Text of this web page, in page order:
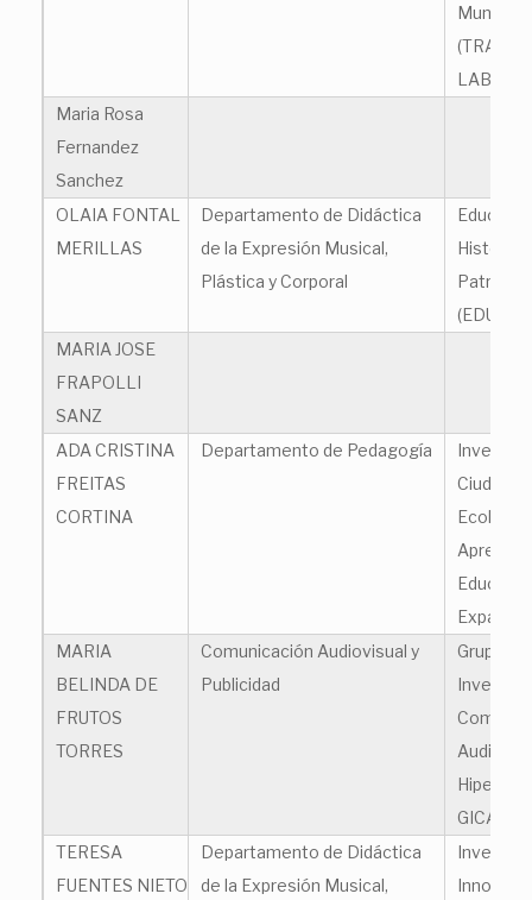
Mundo
(TRANS-
LAB)
Maria Rosa
Fernandez
Sanchez
OLAIA FONTAL
MERILLAS
Departamento de Didáctica
de la Expresión Musical,
Plástica y Corporal
Histórica
MARIA JOSE
FRAPOLLI
SANZ
ADA CRISTINA
FREITAS
CORTINA
Departamento de Pedagogía
MARIA
BELINDA DE
FRUTOS
TORRES
Comunicación Audiovisual y
Publicidad
Grupo de
GICAVH
TERESA
FUENTES NIETO
Departamento de Didáctica
de la Expresión Musical,